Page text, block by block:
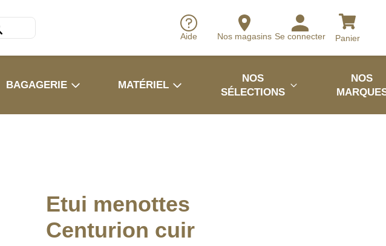
Aide Nos magasins Se connecter Panier
BAGAGERIE MATÉRIEL
NOS
SÉLECTIONS
NOS
Etui menottes
Centurion cuir